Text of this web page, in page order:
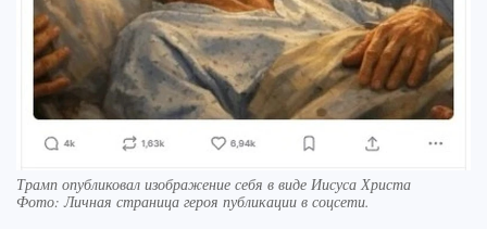
Трамп опубликовал изображение себя в виде Иисуса Христа
Фото:Личная страница героя публикации в соцсети.